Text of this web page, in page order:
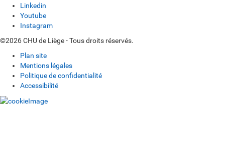
Linkedin
Youtube
Instagram
©2026 CHU de Liège - Tous droits réservés.
Plan site
Mentions légales
Politique de confidentialité
Accessibilité